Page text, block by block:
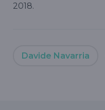
2018.
Davide Navarria